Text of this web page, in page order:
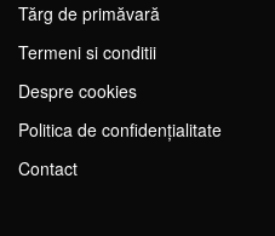
Tărg de primăvară
Termeni si conditii
Despre cookies
Politica de confidențialitate
Contact